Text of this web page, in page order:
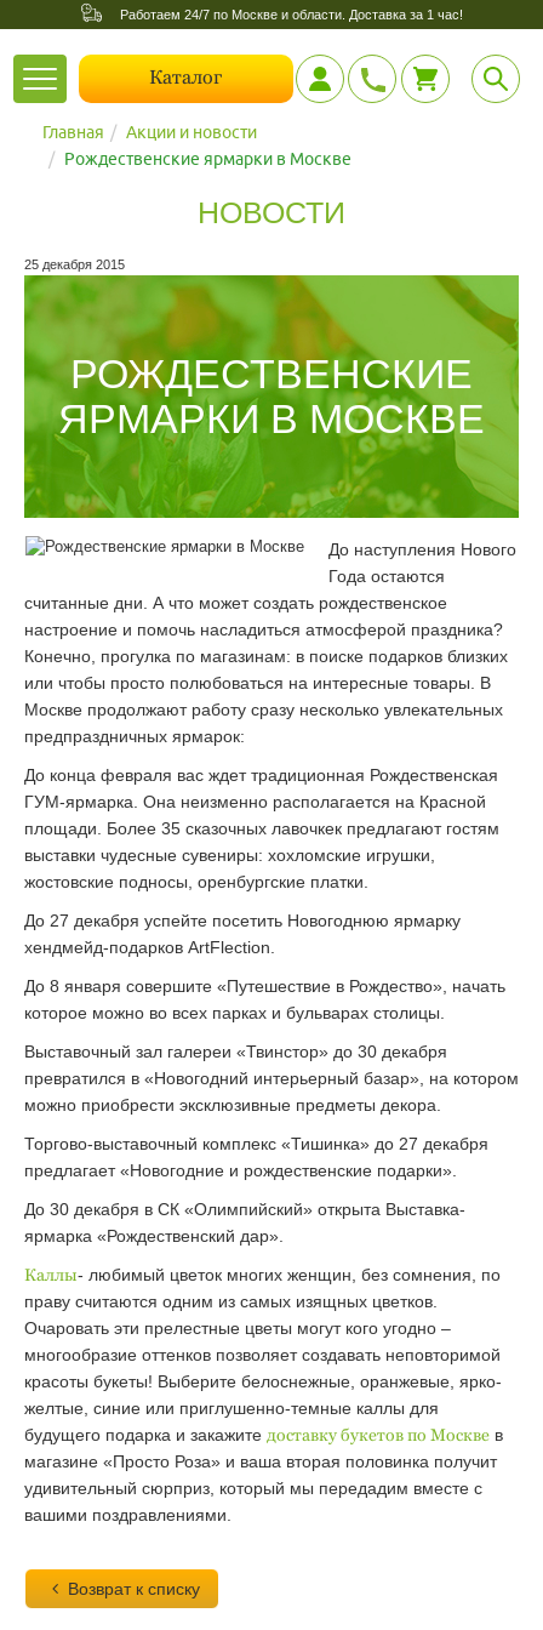
Работаем 24/7 по Москве и области. Доставка за 1 час!
Toggle
navigation
Каталог
Главная
Акции и новости
Рождественские ярмарки в Москве
НОВОСТИ
25 декабря 2015
РОЖДЕСТВЕНСКИЕ
ЯРМАРКИ В МОСКВЕ
До наступления Нового
Года остаются
считанные дни. А что может создать рождественское
настроение и помочь насладиться атмосферой праздника?
Конечно, прогулка по магазинам: в поиске подарков близких
или чтобы просто полюбоваться на интересные товары. В
Москве продолжают работу сразу несколько увлекательных
предпраздничных ярмарок:
До конца февраля вас ждет традиционная Рождественская
ГУМ-ярмарка. Она неизменно располагается на Красной
площади. Более 35 сказочных лавочкек предлагают гостям
выставки чудесные сувениры: хохломские игрушки,
жостовские подносы, оренбургские платки.
До 27 декабря успейте посетить Новогоднюю ярмарку
хендмейд-подарков ArtFlection.
До 8 января совершите «Путешествие в Рождество», начать
которое можно во всех парках и бульварах столицы.
Выставочный зал галереи «Твинстор» до 30 декабря
превратился в «Новогодний интерьерный базар», на котором
можно приобрести эксклюзивные предметы декора.
Торгово-выставочный комплекс «Тишинка» до 27 декабря
предлагает «Новогодние и рождественские подарки».
До 30 декабря в СК «Олимпийский» открыта Выставка-
ярмарка «Рождественский дар».
Каллы- любимый цветок многих женщин, без сомнения, по
праву считаются одним из самых изящных цветков.
Очаровать эти прелестные цветы могут кого угодно –
многообразие оттенков позволяет создавать неповторимой
красоты букеты! Выберите белоснежные, оранжевые, ярко-
желтые, синие или приглушенно-темные каллы для
будущего подарка и закажите доставку букетов по Москве в
магазине «Просто Роза» и ваша вторая половинка получит
удивительный сюрприз, который мы передадим вместе с
вашими поздравлениями.
Возврат к списку